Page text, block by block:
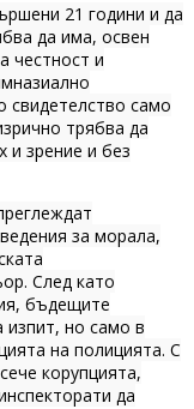
21 години и да
да има, освен
честност и
свидетелство само
трябва да
и зрение и без
за морала,
След като
бъдещите
но само в
на полицията. С
корупцията,
да